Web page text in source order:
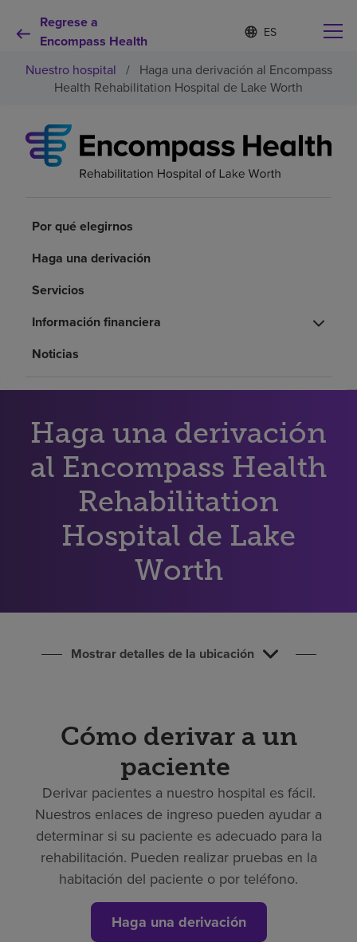
Regrese a
Encompass Health
Lista
de
contraída
d
o
m
e
c
Por qué debe elegirnos
Pacientes y cuidadores
Acerca de nosotros
Inversores
Empleos
Pagar mi factura
Nuestro hospital / Haga una derivación al Encompass
Health Rehabilitation Hospital de Lake Worth
Por qué elegirnos
Haga una derivación
Servicios
Información financiera
Noticias
Haga una derivación
al Encompass Health
Rehabilitation
Hospital de Lake
Worth
Mostrar detalles de la ubicación
Cómo derivar a un
paciente
Derivar pacientes a nuestro hospital es fácil.
Nuestros enlaces de ingreso pueden ayudar a
determinar si su paciente es adecuado para la
rehabilitación. Pueden realizar pruebas en la
habitación del paciente o por teléfono.
Haga una derivación